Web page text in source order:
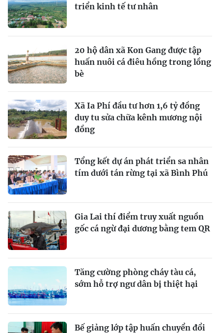
triển kinh tế tư nhân
20 hộ dân xã Kon Gang được tập
huấn nuôi cá điêu hồng trong lồng
bè
Xã Ia Phí đầu tư hơn 1,6 tỷ đồng
duy tu sửa chữa kênh mương nội
đồng
Tổng kết dự án phát triển sa nhân
tím dưới tán rừng tại xã Bình Phú
Gia Lai thí điểm truy xuất nguồn
gốc cá ngừ đại dương bằng tem QR
Tăng cường phòng cháy tàu cá,
sớm hỗ trợ ngư dân bị thiệt hại
Bế giảng lớp tập huấn chuyển đổi